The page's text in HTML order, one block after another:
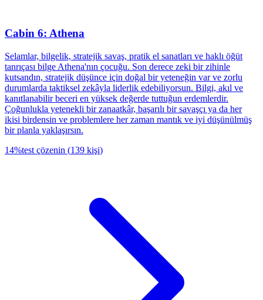
Cabin 6: Athena
Selamlar, bilgelik, stratejik savaş, pratik el sanatları ve haklı öğüt
tanrıçası bilge Athena'nın çocuğu. Son derece zeki bir zihinle
kutsandın, stratejik düşünce için doğal bir yeteneğin var ve zorlu
durumlarda taktiksel zekâyla liderlik edebiliyorsun. Bilgi, akıl ve
kanıtlanabilir beceri en yüksek değerde tuttuğun erdemlerdir.
Çoğunlukla yetenekli bir zanaatkâr, başarılı bir savaşçı ya da her
ikisi birdensin ve problemlere her zaman mantık ve iyi düşünülmüş
bir planla yaklaşırsın.
14%test çözenin (139 kişi)